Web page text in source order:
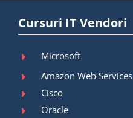
Cursuri IT Vendori
Microsoft
Amazon Web Services
Cisco
Oracle